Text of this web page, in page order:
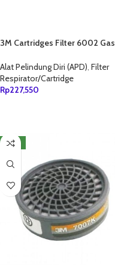
3M Cartridges Filter 6002 Gas
Alat Pelindung Diri (APD) Filter
Respirator/Cartridge
Rp227,550
NEW